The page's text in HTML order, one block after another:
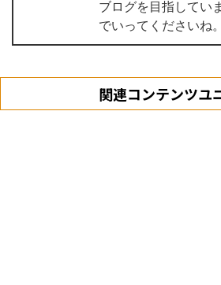
ブログを目指してい
でいってくださいね。
関連コンテンツユ